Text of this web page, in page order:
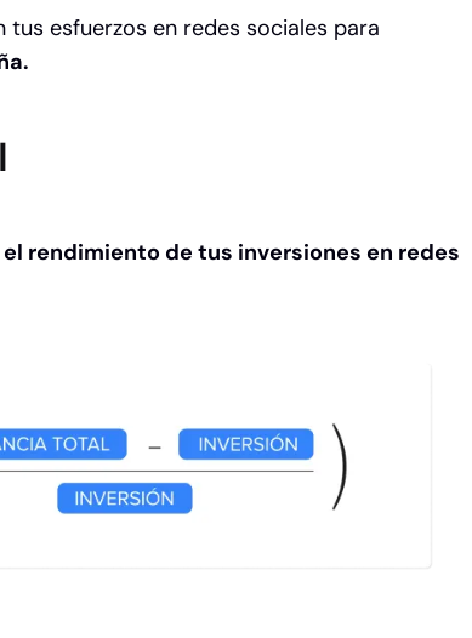
esfuerzos en redes sociales para
rendimiento de tus inversiones en redes